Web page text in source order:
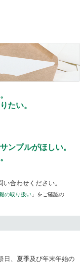
たい。
ンプルがほしい。
合わせください。
の取り扱い 」をご確認の
日、夏季及び年末年始の